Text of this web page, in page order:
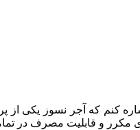
کنم که آجر نسوز یکی
مکرر و قابلیت مصرف در